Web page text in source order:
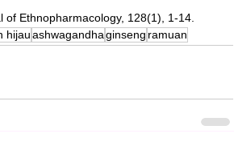
Ethnopharmacology, 128(1), 1-14.
hijauashwagandhaginseng ramuan